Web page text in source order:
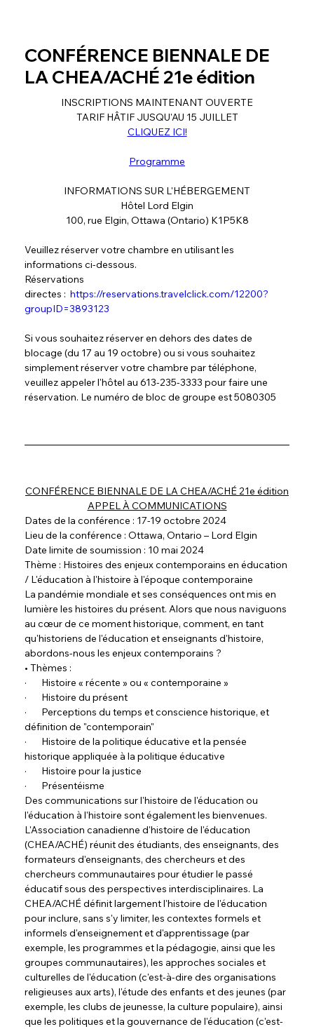
CONFÉRENCE BIENNALE DE
LA CHEA/ACHÉ 21e édition
INSCRIPTIONS MAINTENANT OUVERTE
TARIF HÂTIF JUSQU'AU 15 JUILLET
CLIQUEZ ICI!
Programme
INFORMATIONS SUR L'HÉBERGEMENT
Hôtel Lord Elgin
100, rue Elgin, Ottawa (Ontario) K1P5K8
Veuillez réserver votre chambre en utilisant les
informations ci-dessous.
Réservations
directes : https://reservations.travelclick.com/12200?
groupID=3893123
Si vous souhaitez réserver en dehors des dates de
blocage (du 17 au 19 octobre) ou si vous souhaitez
simplement réserver votre chambre par téléphone,
veuillez appeler l'hôtel au 613-235-3333 pour faire une
réservation. Le numéro de bloc de groupe est 5080305
CONFÉRENCE BIENNALE DE LA CHEA/ACHÉ 21e édition
APPEL À COMMUNICATIONS
Dates de la conférence : 17-19 octobre 2024
Lieu de la conférence : Ottawa, Ontario – Lord Elgin
Date limite de soumission : 10 mai 2024
Thème : Histoires des enjeux contemporains en éducation
/ L'éducation à l'histoire à l'époque contemporaine
La pandémie mondiale et ses conséquences ont mis en
lumière les histoires du présent. Alors que nous naviguons
au cœur de ce moment historique, comment, en tant
qu'historiens de l'éducation et enseignants d'histoire,
abordons-nous les enjeux contemporains ?
• Thèmes :
·       Histoire « récente » ou « contemporaine »
·       Histoire du présent
·       Perceptions du temps et conscience historique, et
définition de "contemporain"
·       Histoire de la politique éducative et la pensée
historique appliquée à la politique éducative
·       Histoire pour la justice
·       Présentéisme
Des communications sur l'histoire de l'éducation ou
l'éducation à l'histoire sont également les bienvenues.
L'Association canadienne d'histoire de l'éducation
(CHEA/ACHÉ) réunit des étudiants, des enseignants, des
formateurs d'enseignants, des chercheurs et des
chercheurs communautaires pour étudier le passé
éducatif sous des perspectives interdisciplinaires. La
CHEA/ACHÉ définit largement l'histoire de l'éducation
pour inclure, sans s'y limiter, les contextes formels et
informels d'enseignement et d'apprentissage (par
exemple, les programmes et la pédagogie, ainsi que les
groupes communautaires), les approches sociales et
culturelles de l'éducation (c'est-à-dire des organisations
religieuses aux arts), l'étude des enfants et des jeunes (par
exemple, les clubs de jeunesse, la culture populaire), ainsi
que les politiques et la gouvernance de l'éducation (c'est-